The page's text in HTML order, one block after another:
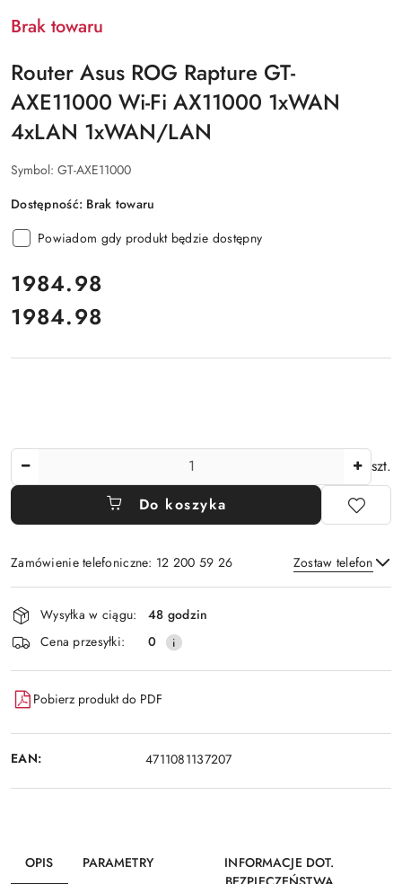
Brak towaru
Router Asus ROG Rapture GT-
AXE11000 Wi-Fi AX11000 1xWAN
4xLAN 1xWAN/LAN
Symbol: GT-AXE11000
Dostępność: Brak towaru
Powiadom gdy produkt będzie dostępny
cena:
1984.98
Cena:
1984.98
szt.
Do koszyka
Zamówienie telefoniczne: 12 200 59 26 Zostaw telefon
Wyślij
Dostępność
i
dostawa
Wysyłka w ciągu:
48 godzin
Cena przesyłki:
0
Pobierz produkt do PDF
EAN: 4711081137207
OPIS PARAMETRY
INFORMACJE DOT.